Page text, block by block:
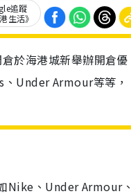
追蹤
生活》
於海港城新舉辦開倉優
Under Armour等等，
Nike、Under Armour、